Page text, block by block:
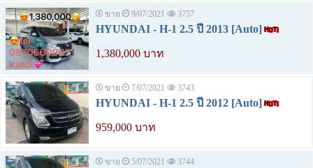
ขาย 9/07/2021 3757
HYUNDAI - H-1 2.5 ปี 2013 [Auto]
1,380,000 บาท
ขาย 7/07/2021 3743
HYUNDAI - H-1 2.5 ปี 2012 [Auto]
959,000 บาท
ขาย 5/07/2021 3744